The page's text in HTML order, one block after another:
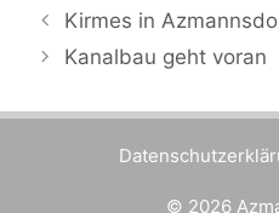
Kirmes in
Kanalbau geht voran
© 2026